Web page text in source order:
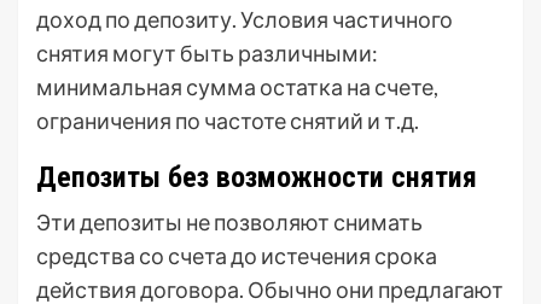
доход по депозиту. Условия частичного
снятия могут быть различными:
минимальная сумма остатка на счете,
ограничения по частоте снятий и т.д.
Депозиты без возможности снятия
Эти депозиты не позволяют снимать
средства со счета до истечения срока
действия договора. Обычно они предлагают